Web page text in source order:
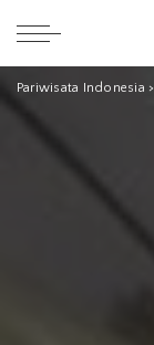
Pariwisata Indonesia >